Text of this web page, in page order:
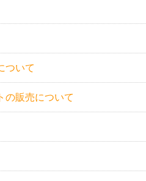
ついて
の販売について